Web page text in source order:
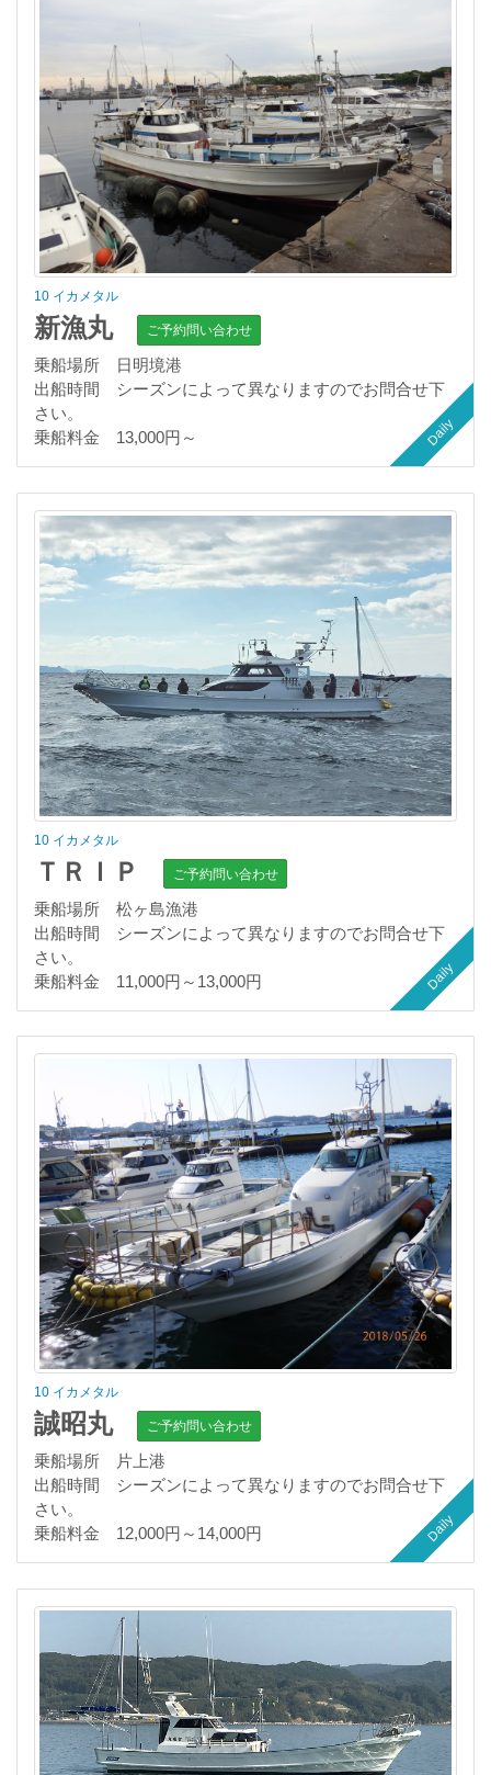
Daily
10 イカメタル
新漁丸 ご予約問い合わせ
乗船場所 日明境港
出船時間 シーズンによって異なりますのでお問合せ下
さい。
乗船料金 13,000円～
Daily
10 イカメタル
ＴＲＩＰ ご予約問い合わせ
乗船場所 松ヶ島漁港
出船時間 シーズンによって異なりますのでお問合せ下
さい。
乗船料金 11,000円～13,000円
Daily
10 イカメタル
誠昭丸 ご予約問い合わせ
乗船場所 片上港
出船時間 シーズンによって異なりますのでお問合せ下
さい。
乗船料金 12,000円～14,000円